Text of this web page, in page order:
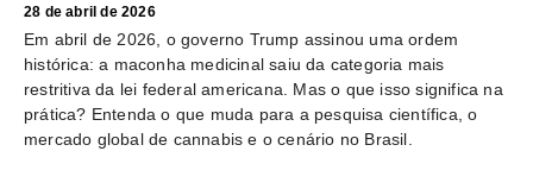
28 de abril de 2026
Em abril de 2026, o governo Trump assinou uma ordem
histórica: a maconha medicinal saiu da categoria mais
restritiva da lei federal americana. Mas o que isso significa na
prática? Entenda o que muda para a pesquisa científica, o
mercado global de cannabis e o cenário no Brasil.